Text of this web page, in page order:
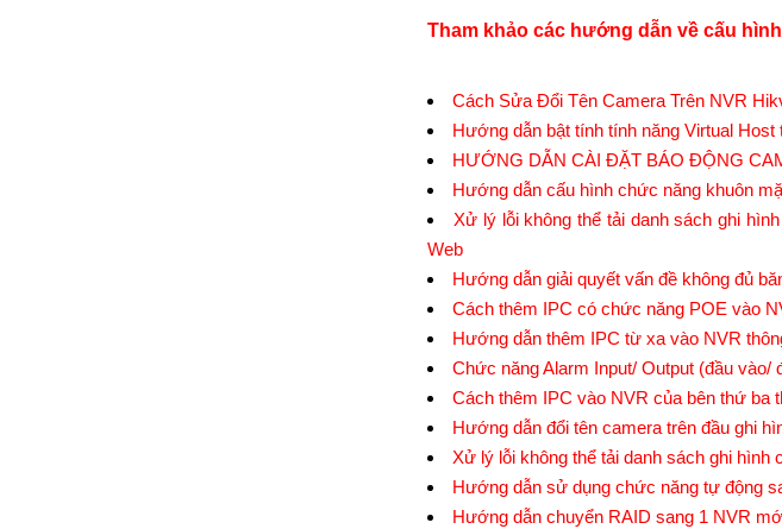
Tham khảo các hướng dẫn về cấu
Cách Sửa Đổi Tên Camera Trên NVR
Hướng dẫn bật tính tính năng Virtual
HƯỚNG DẪN CÀI ĐẶT BÁO ĐỘNG
Hướng dẫn cấu hình chức năng khuôn
Xử lý lỗi không thể tải danh sách ghi
Web
Hướng dẫn giải quyết vấn đề không đủ
Cách thêm IPC có chức năng POE vào
Hướng dẫn thêm IPC từ xa vào NVR
Chức năng Alarm Input/ Output (đầu vào/
Cách thêm IPC vào NVR của bên thứ ba
Hướng dẫn đổi tên camera trên đầu ghi
Xử lý lỗi không thể tải danh sách ghi
Hướng dẫn sử dụng chức năng tự động
Hướng dẫn chuyển RAID sang 1 NVR